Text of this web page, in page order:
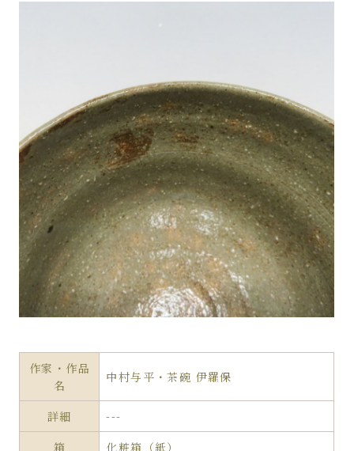
作家・作品
名
中村与平・茶碗 伊羅保
詳細
---
箱
化粧箱（紙）